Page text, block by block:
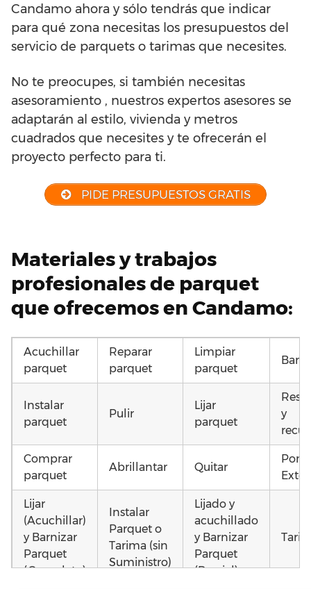
Candamo ahora y sólo tendrás que indicar
para qué zona necesitas los presupuestos del
servicio de parquets o tarimas que necesites.
No te preocupes, si también necesitas
asesoramiento , nuestros expertos asesores se
adaptarán al estilo, vivienda y metros
cuadrados que necesites y te ofrecerán el
proyecto perfecto para ti.
PIDE PRESUPUESTOS GRATIS
Materiales y trabajos
profesionales de parquet
que ofrecemos en Candamo:
Acuchillar
parquet
Reparar
parquet
Limpiar
parquet
Instalar
parquet
Pulir
Lijar
parquet
y
Comprar
parquet
Abrillantar Quitar
Lijar
(Acuchillar)
y Barnizar
Parquet
(Completo)
Instalar
Parquet o
Tarima (sin
Suministro)
Lijado y
acuchillado
y Barnizar
Parquet
(Parcial)